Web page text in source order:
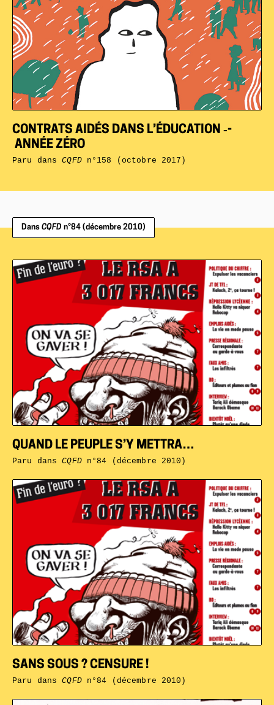
CONTRATS AIDÉS DANS L’ÉDUCATION ‑­
ANNÉE ZÉRO
Paru dansCQFDn°158 (octobre 2017)
Dans CQFD n°84 (décembre 2010)
SANS SOUS ? CENSURE !
Paru dansCQFDn°84 (décembre 2010)
QUAND LE PEUPLE S’Y METTRA…
Paru dansCQFDn°84 (décembre 2010)